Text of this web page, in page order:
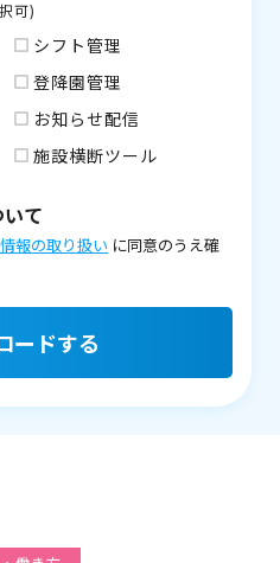
可)
シフト管理
登降園管理
お知らせ配信
施設横断ツール
て
報の取り扱い に同意のうえ確
ードする